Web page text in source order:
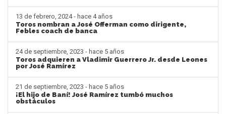
13 de febrero, 2024 - hace 4 años
Toros nombran a José Offerman como dirigente,
Febles coach de banca
24 de septiembre, 2023 - hace 5 años
Toros adquieren a Vladimir Guerrero Jr. desde Leones
por José Ramírez
21 de septiembre, 2023 - hace 5 años
¡El hijo de Baní! José Ramírez tumbó muchos
obstáculos